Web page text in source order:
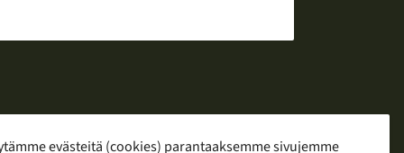
evästeitä (cookies) parantaaksemme sivujemme